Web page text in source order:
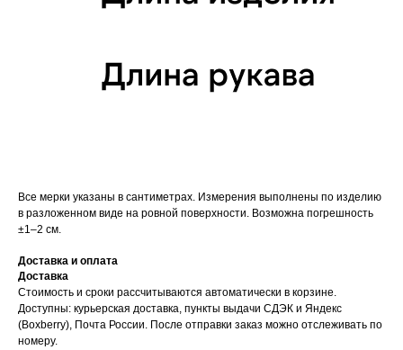
Все мерки указаны в сантиметрах. Измерения выполнены по изделию
в разложенном виде на ровной поверхности. Возможна погрешность
±1–2 см.
Доставка и оплата
Доставка
Стоимость и сроки рассчитываются автоматически в корзине.
Доступны: курьерская доставка, пункты выдачи СДЭК и Яндекс
(Boxberry), Почта России. После отправки заказ можно отслеживать по
номеру.